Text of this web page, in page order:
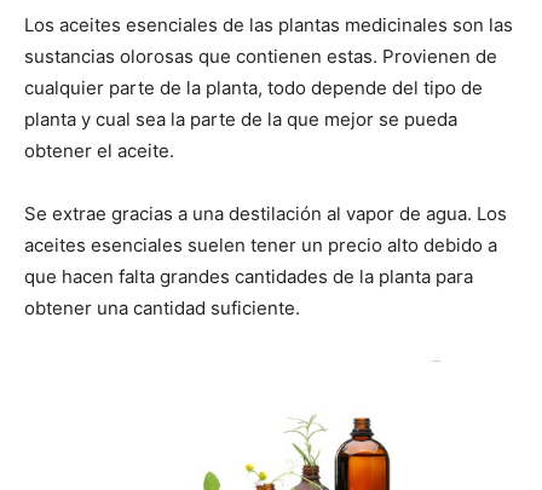
Los aceites esenciales de las plantas medicinales son las
sustancias olorosas que contienen estas. Provienen de
cualquier parte de la planta, todo depende del tipo de
planta y cual sea la parte de la que mejor se pueda
obtener el aceite.
Se extrae gracias a una destilación al vapor de agua. Los
aceites esenciales suelen tener un precio alto debido a
que hacen falta grandes cantidades de la planta para
obtener una cantidad suficiente.